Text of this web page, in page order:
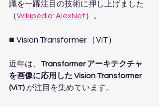
識を一躍注目の技術に押し上げました
（Wikipedia: AlexNet）。
■ Vision Transformer（ViT）
近年は、 Transformer アーキテクチャ
を画像に応用した Vision Transformer
(ViT) が注目を集めています。